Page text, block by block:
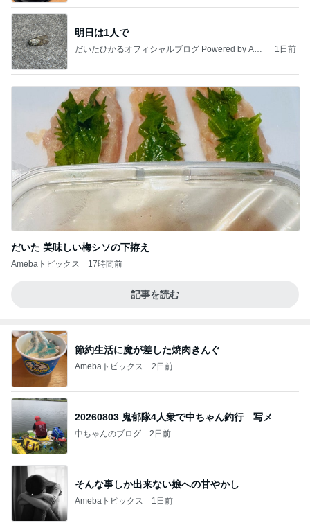
明日は1人で
だいたひかるオフィシャルブログ Powered by Ame
1日前
だいた 美味しい梅シソの下拵え
Amebaトピックス 17時間前
記事を読む
節約生活に魔が差した焼肉きんぐ
Amebaトピックス 2日前
20260803 鬼郁隊4人衆で中ちゃん釣行 写メ
中ちゃんのブログ 2日前
そんな事しか出来ない娘への甘やかし
Amebaトピックス 1日前